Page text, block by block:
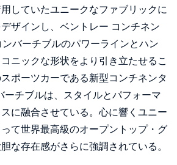
していたユニークなファブリックに
ザインし、ベントレー コンチネン
バーチブルのパワーラインとハン
ニックな形状をより引き立たせるこ
ポーツカーである新型コンチネンタ
ーチブルは、スタイルとパフォーマ
に融合させている。心に響くユニー
て世界最高級のオープントップ・グ
な存在感がさらに強調されている。